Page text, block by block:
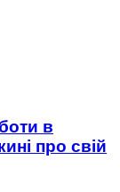
в
про свій